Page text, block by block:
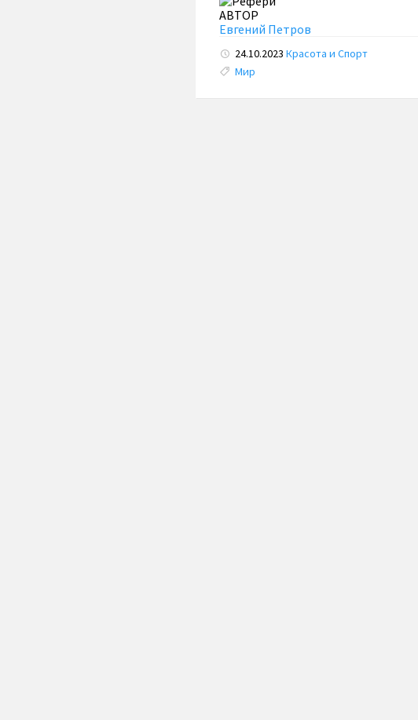
АВТОР
Евгений Петров
24.10.2023 Красота и Спорт
Tags:
Мир